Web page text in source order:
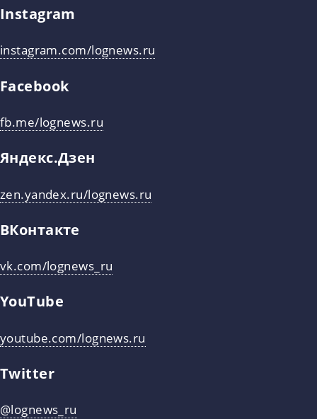
Instagram
instagram.com/lognews.ru
Facebook
fb.me/lognews.ru
Яндекс.Дзен
zen.yandex.ru/lognews.ru
ВКонтакте
vk.com/lognews_ru
YouTube
youtube.com/lognews.ru
Twitter
@lognews_ru